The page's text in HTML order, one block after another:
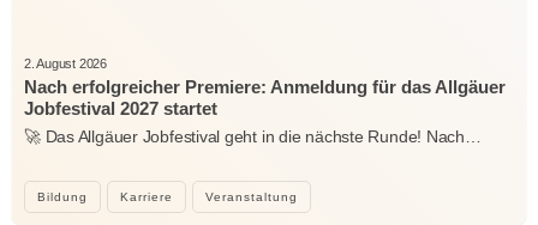
Bildung Karriere Veranstaltung
2. August 2026
Nach erfolgreicher Premiere: Anmeldung für das Allgäuer
Jobfestival 2027 startet
🚀 Das Allgäuer Jobfestival geht in die nächste Runde! Nach…